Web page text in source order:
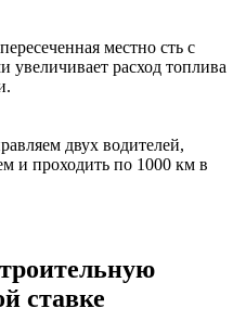
местно сть с
расход топлива
двух водителей,
и проходить по 1000 км в
ставке